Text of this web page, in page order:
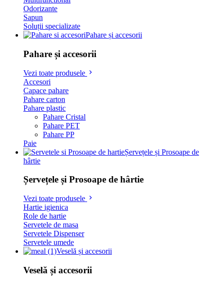
Odorizante
Sapun
Soluții specializate
Pahare și accesorii
Pahare și accesorii
Vezi toate produsele
Accesori
Capace pahare
Pahare carton
Pahare plastic
Pahare Cristal
Pahare PET
Pahare PP
Paie
Șervețele și Prosoape de
hârtie
Șervețele și Prosoape de hârtie
Vezi toate produsele
Hartie igienica
Role de hartie
Servetele de masa
Servetele Dispenser
Servetele umede
Veselă și accesorii
Veselă și accesorii